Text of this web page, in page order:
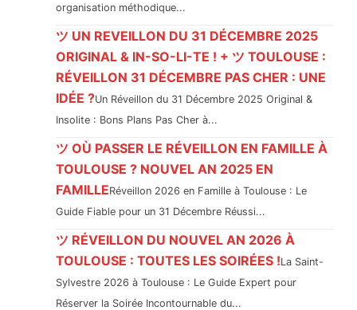
organisation méthodique...
ツ UN REVEILLON DU 31 DÉCEMBRE 2025
ORIGINAL & IN-SO-LI-TE ! + ツ TOULOUSE :
RÉVEILLON 31 DÉCEMBRE PAS CHER : UNE
IDÉE ?Un Réveillon du 31 Décembre 2025 Original &
Insolite : Bons Plans Pas Cher à...
ツ OÙ PASSER LE RÉVEILLON EN FAMILLE À
TOULOUSE ? NOUVEL AN 2025 EN
FAMILLERéveillon 2026 en Famille à Toulouse : Le
Guide Fiable pour un 31 Décembre Réussi...
ツ RÉVEILLON DU NOUVEL AN 2026 À
TOULOUSE : TOUTES LES SOIRÉES !La Saint-
Sylvestre 2026 à Toulouse : Le Guide Expert pour
Réserver la Soirée Incontournable du...